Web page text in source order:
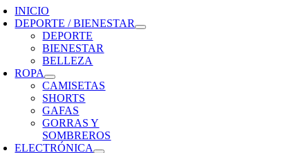
INICIO
DEPORTE / BIENESTAR
DEPORTE
BIENESTAR
BELLEZA
ROPA
CAMISETAS
SHORTS
GAFAS
GORRAS Y
SOMBREROS
ELECTRÓNICA